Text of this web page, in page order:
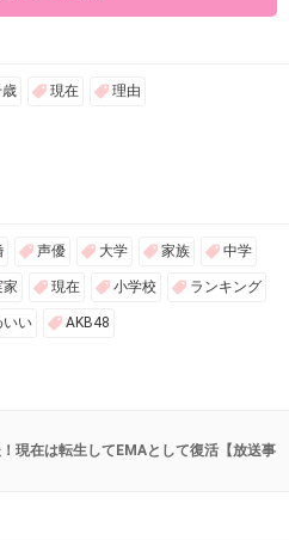
歳 現在 理由
声優 大学 家族 中学
家 現在 小学校 ランキング
いい AKB48
現在は転生してEMAとして復活【放送事